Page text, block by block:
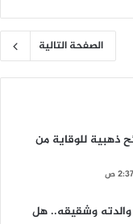
الصفحة التالية
تقدم 5 نصائح ذهبية للوقاية من
وشقيقه.. هل